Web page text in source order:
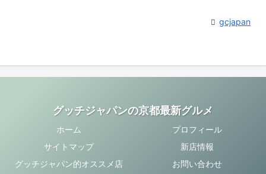
gcjapan
グッチジャパンの京都最新グルメ
ホーム
プロフィール
サイトマップ
新店情報
グッチジャパン的オススメ店
お問い合わせ